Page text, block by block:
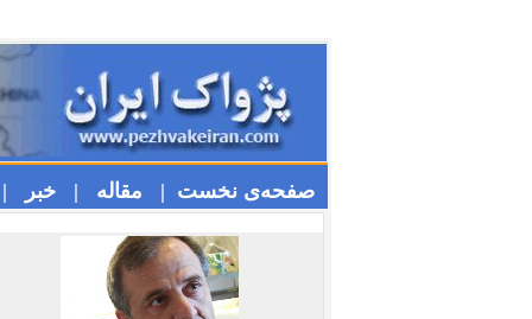
صفحه‌ی نخست | مقاله | خبر